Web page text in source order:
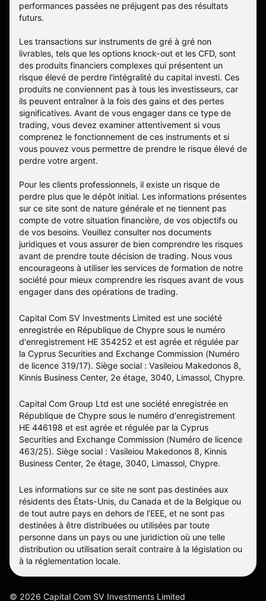
performances passées ne préjugent pas des résultats
futurs.
Les transactions sur instruments de gré à gré non
livrables, tels que les options knock-out et les CFD, sont
des produits financiers complexes qui présentent un
risque élevé de perdre l'intégralité du capital investi. Ces
produits ne conviennent pas à tous les investisseurs, car
ils peuvent entraîner à la fois des gains et des pertes
significatives. Avant de vous engager dans ce type de
trading, vous devez examiner attentivement si vous
comprenez le fonctionnement de ces instruments et si
vous pouvez vous permettre de prendre le risque élevé de
perdre votre argent.
Pour les clients professionnels, il existe un risque de
perdre plus que le dépôt initial. Les informations présentes
sur ce site sont de nature générale et ne tiennent pas
compte de votre situation financière, de vos objectifs ou
de vos besoins. Veuillez consulter nos documents
juridiques et vous assurer de bien comprendre les risques
avant de prendre toute décision de trading. Nous vous
encourageons à utiliser les services de formation de notre
société pour mieux comprendre les risques avant de vous
engager dans des opérations de trading.
Capital Com SV Investments Limited est une société
enregistrée en République de Chypre sous le numéro
d'enregistrement HE 354252 et est agrée et régulée par
la Cyprus Securities and Exchange Commission (Numéro
de licence 319/17). Siège social : Vasileiou Makedonos 8,
Kinnis Business Center, 2e étage, 3040, Limassol, Chypre.
Capital Com Group Ltd est une société enregistrée en
République de Chypre sous le numéro d'enregistrement
ΗΕ 446198 et est agrée et régulée par la Cyprus
Securities and Exchange Commission (Numéro de licence
463/25). Siège social : Vasileiou Makedonos 8, Kinnis
Business Center, 2e étage, 3040, Limassol, Chypre.
Les informations sur ce site ne sont pas destinées aux
résidents des États-Unis, du Canada et de la Belgique ou
de tout autre pays en dehors de l’EEE, et ne sont pas
destinées à être distribuées ou utilisées par toute
personne dans un pays ou une juridiction où une telle
distribution ou utilisation serait contraire à la législation ou
à la réglementation locale.
© 2026 Capital Com SV Investments Limited